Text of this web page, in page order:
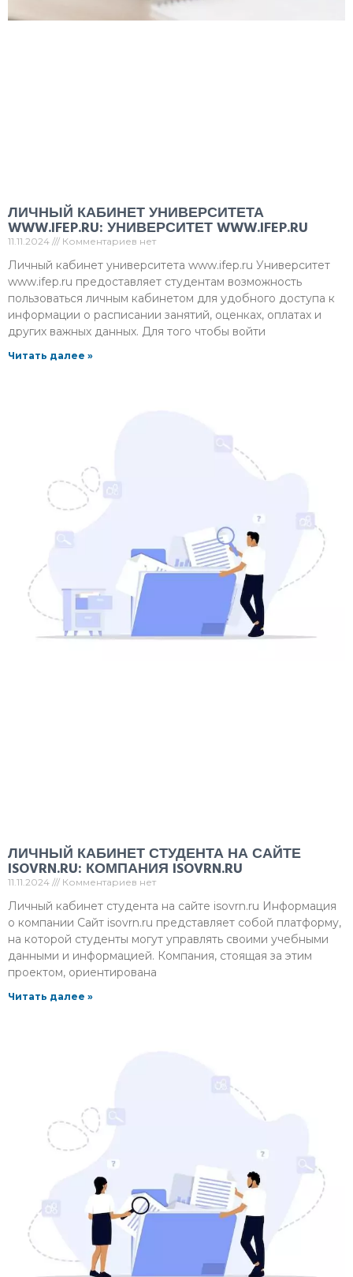
ЛИЧНЫЙ КАБИНЕТ УНИВЕРСИТЕТА
WWW.IFEP.RU: УНИВЕРСИТЕТ WWW.IFEP.RU
11.11.2024 Комментариев нет
Личный кабинет университета www.ifep.ru Университет
www.ifep.ru предоставляет студентам возможность
пользоваться личным кабинетом для удобного доступа к
информации о расписании занятий, оценках, оплатах и
других важных данных. Для того чтобы войти
Читать далее »
ЛИЧНЫЙ КАБИНЕТ СТУДЕНТА НА САЙТЕ
ISOVRN.RU: КОМПАНИЯ ISOVRN.RU
11.11.2024 Комментариев нет
Личный кабинет студента на сайте isovrn.ru Информация
о компании Сайт isovrn.ru представляет собой платформу,
на которой студенты могут управлять своими учебными
данными и информацией. Компания, стоящая за этим
проектом, ориентирована
Читать далее »